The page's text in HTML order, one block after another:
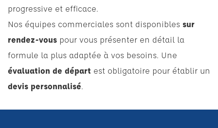
progressive et efficace.
Nos équipes commerciales sont disponibles sur
rendez-vous pour vous présenter en détail la
formule la plus adaptée à vos besoins. Une
évaluation de départ est obligatoire pour établir un
devis personnalisé.